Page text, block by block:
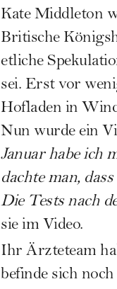
Kate Middleton
Britische
etliche
sei. Erst vor
Hofladen in
Nun wurde ein
Januar habe ich
dachte man,
Die Tests nach
sie im Video.
Ihr Ärzteteam
befinde sich